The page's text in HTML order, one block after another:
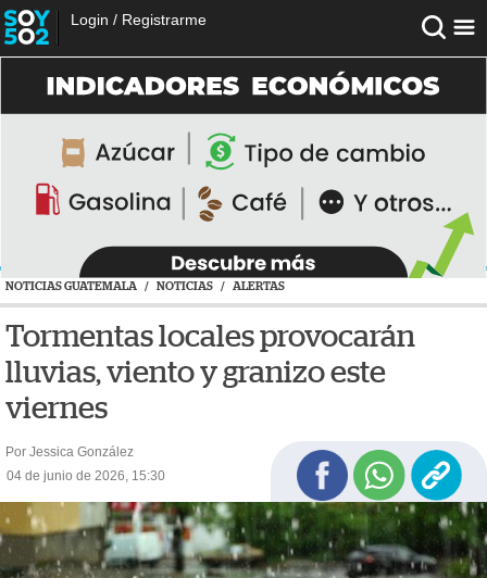
Login / Registrarme
NOTICIAS GUATEMALA / NOTICIAS / ALERTAS
Tormentas locales provocarán
lluvias, viento y granizo este
viernes
Por Jessica González
04 de junio de 2026, 15:30